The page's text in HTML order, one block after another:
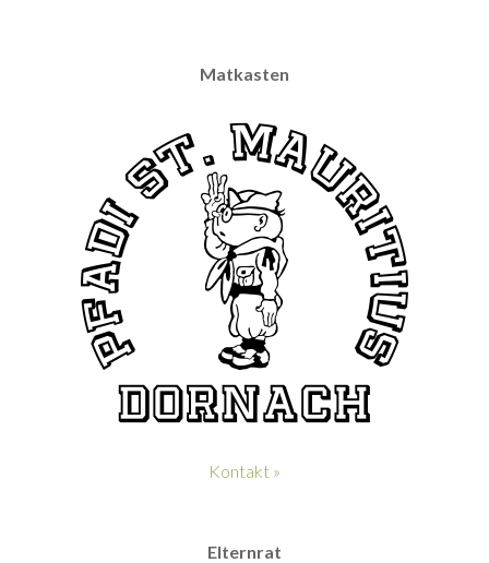
Matkasten
Kontakt »
Elternrat